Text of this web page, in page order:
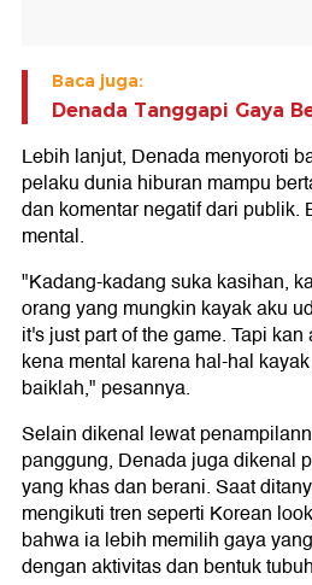
Baca juga:
Denada Tanggapi Gaya
Lebih lanjut, Denada menyoroti
pelaku dunia hiburan mampu
dan komentar negatif dari publik.
mental.
"Kadang-kadang suka kasihan,
orang yang mungkin kayak aku
it's just part of the game. Tapi
kena mental karena hal-hal
baiklah," pesannya.
Selain dikenal lewat
panggung, Denada juga dikenal
yang khas dan berani. Saat
mengikuti tren seperti Korean
bahwa ia lebih memilih gaya
dengan aktivitas dan bentuk